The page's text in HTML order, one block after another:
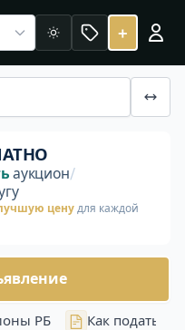
Светлая +
РБ Как подать
аукцион/
цену для каждой